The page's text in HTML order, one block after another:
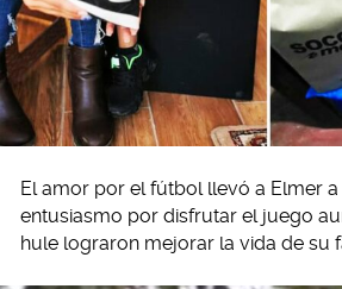
El amor por el fútbol llevó a Elmer
entusiasmo por disfrutar el juego
hule lograron mejorar la vida de su